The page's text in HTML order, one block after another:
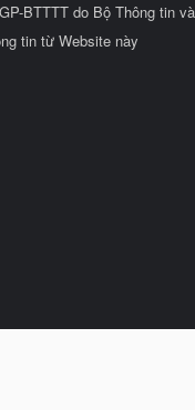
BTTTT do Bộ Thông tin
tin từ Website này